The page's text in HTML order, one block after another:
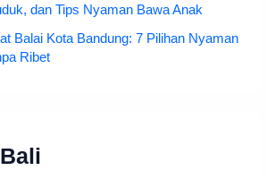
dan Tips Nyaman Bawa Anak
Balai Kota Bandung: 7 Pilihan Nyaman
Ribet